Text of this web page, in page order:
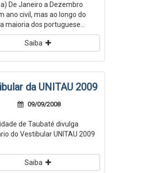
De Janeiro a Dezembro
ano civil, mas ao longo do
maioria dos portuguese...
Saiba
da UNITAU 2009
09/09/2008
de Taubaté divulga
do Vestibular UNITAU 2009
Saiba